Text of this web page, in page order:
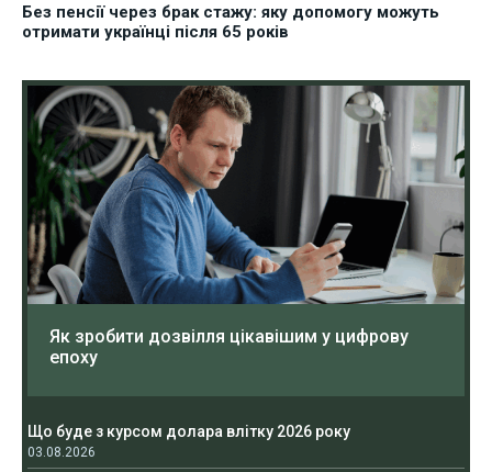
Без пенсії через брак стажу: яку допомогу можуть
отримати українці після 65 років
Як зробити дозвілля цікавішим у цифрову
епоху
Що буде з курсом долара влітку 2026 року
03.08.2026